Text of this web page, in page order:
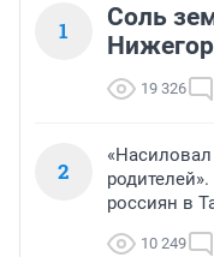
1
Соль
19 326
2
россиян в
10 249